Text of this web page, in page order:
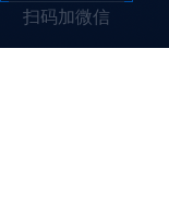
扫码加微信